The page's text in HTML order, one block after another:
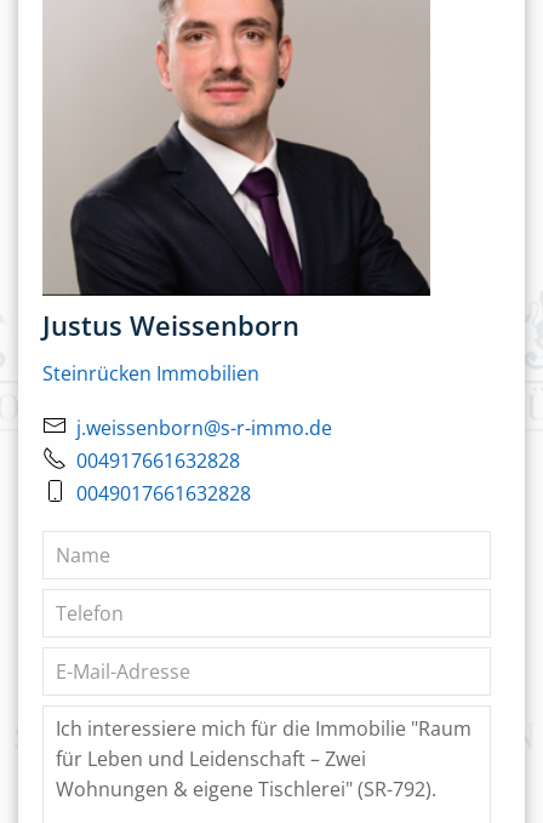
Justus Weissenborn
Steinrücken Immobilien
j.weissenborn@s-r-immo.de
004917661632828
0049017661632828